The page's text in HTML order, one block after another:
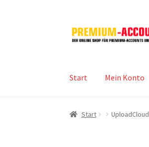
Zur
Navigation
Zum
Inhalt
Start Mein Konto
Start UploadCloud